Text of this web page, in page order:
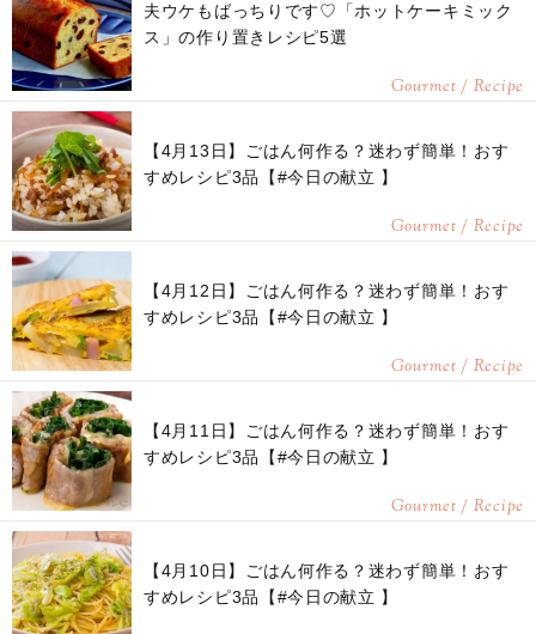
夫ウケもばっちりです♡「ホットケーキミック
ス」の作り置きレシピ5選
Gourmet / Recipe
【4月13日】ごはん何作る？迷わず簡単！おす
すめレシピ3品【#今日の献立 】
Gourmet / Recipe
【4月12日】ごはん何作る？迷わず簡単！おす
すめレシピ3品【#今日の献立 】
Gourmet / Recipe
【4月11日】ごはん何作る？迷わず簡単！おす
すめレシピ3品【#今日の献立 】
Gourmet / Recipe
【4月10日】ごはん何作る？迷わず簡単！おす
すめレシピ3品【#今日の献立 】